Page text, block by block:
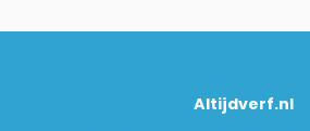
Altijdverf.nl